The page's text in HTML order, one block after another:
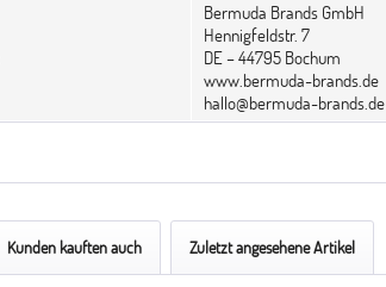
Bermuda Brands GmbH
Hennigfeldstr. 7
DE – 44795 Bochum
www.bermuda-brands.de
hallo@bermuda-brands.de
Kunden kauften auch Zuletzt angesehene Artikel